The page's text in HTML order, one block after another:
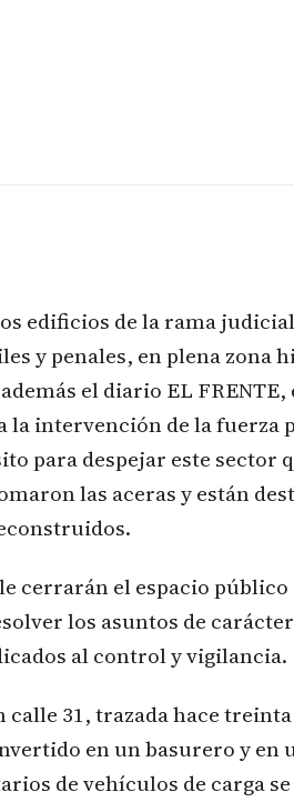
edificios de la rama
y penales, en plena zona
el diario EL FRENTE,
la intervención de la fuerza
para despejar este sector
las aceras y están
cerrarán el espacio
los asuntos de
al control y vigilancia.
calle 31, trazada hace
en un basurero y
de vehículos de carga